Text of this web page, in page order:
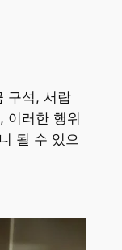
구석, 서랍
이러한 행위
될 수 있으